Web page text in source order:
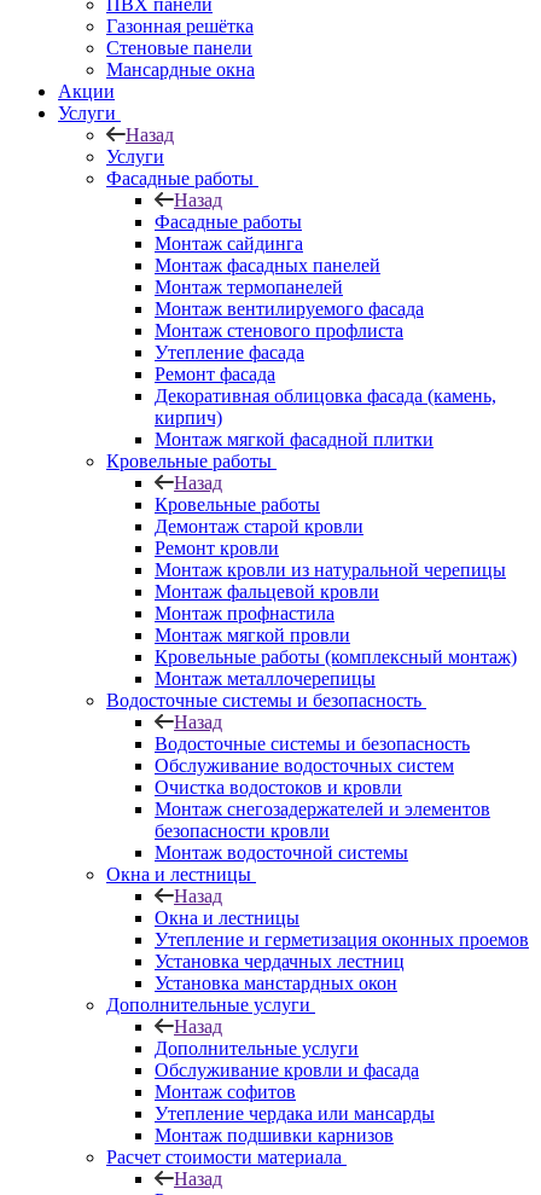
ПВХ панели
Газонная решётка
Стеновые панели
Мансардные окна
Акции
Услуги
Назад
Услуги
Фасадные работы
Назад
Фасадные работы
Монтаж сайдинга
Монтаж фасадных панелей
Монтаж термопанелей
Монтаж вентилируемого фасада
Монтаж стенового профлиста
Утепление фасада
Ремонт фасада
Декоративная облицовка фасада (камень,
кирпич)
Монтаж мягкой фасадной плитки
Кровельные работы
Назад
Кровельные работы
Демонтаж старой кровли
Ремонт кровли
Монтаж кровли из натуральной черепицы
Монтаж фальцевой кровли
Монтаж профнастила
Монтаж мягкой провли
Кровельные работы (комплексный монтаж)
Монтаж металлочерепицы
Водосточные системы и безопасность
Назад
Водосточные системы и безопасность
Обслуживание водосточных систем
Очистка водостоков и кровли
Монтаж снегозадержателей и элементов
безопасности кровли
Монтаж водосточной системы
Окна и лестницы
Назад
Окна и лестницы
Утепление и герметизация оконных проемов
Установка чердачных лестниц
Установка манстардных окон
Дополнительные услуги
Назад
Дополнительные услуги
Обслуживание кровли и фасада
Монтаж софитов
Утепление чердака или мансарды
Монтаж подшивки карнизов
Расчет стоимости материала
Назад